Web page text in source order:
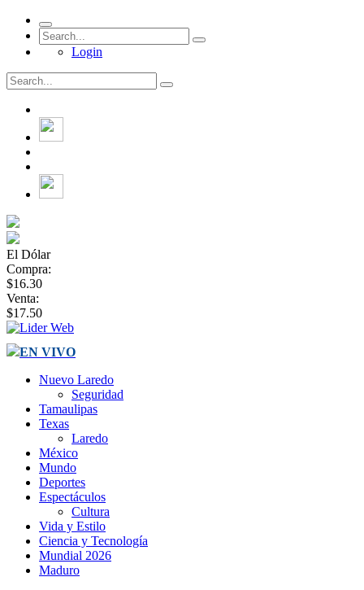
Login
El Dólar
Compra:
$16.30
Venta:
$17.50
EN VIVO
Nuevo Laredo
Seguridad
Tamaulipas
Texas
Laredo
México
Mundo
Deportes
Espectáculos
Cultura
Vida y Estilo
Ciencia y Tecnología
Mundial 2026
Maduro